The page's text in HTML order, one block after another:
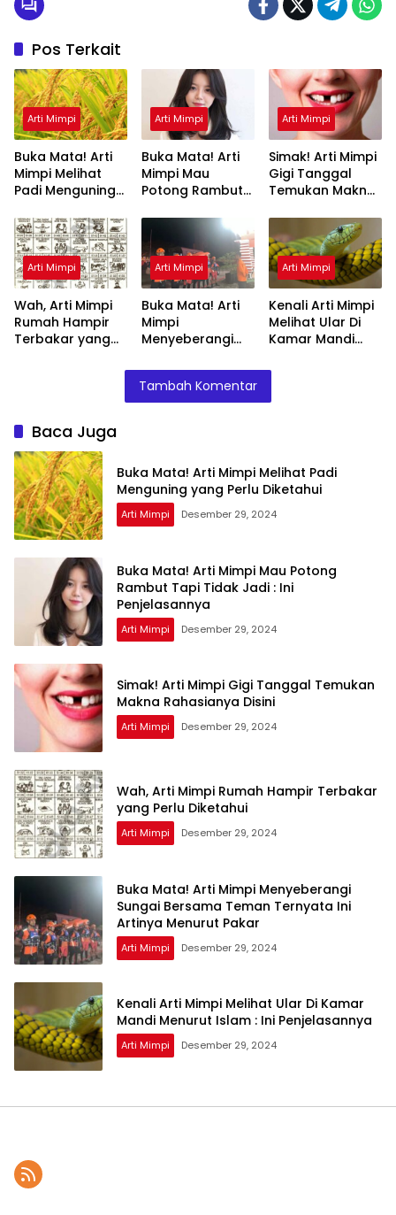
Pos Terkait
Arti Mimpi
Buka Mata! Arti
Mimpi Melihat
Padi Menguning
Diketahui
Arti Mimpi
Buka Mata! Arti
Mimpi Mau
Potong Rambut
Ini Penjelasannya
Arti Mimpi
Simak! Arti Mimpi
Gigi Tanggal
Temukan Makna
Arti Mimpi
Wah, Arti Mimpi
Rumah Hampir
Terbakar yang
Arti Mimpi
Buka Mata! Arti
Mimpi
Menyeberangi
Teman Ternyata
Ini Artinya
Menurut Pakar
Arti Mimpi
Kenali Arti Mimpi
Melihat Ular Di
Kamar Mandi
Ini Penjelasannya
Tambah Komentar
Baca Juga
Buka Mata! Arti Mimpi Melihat Padi
Menguning yang Perlu Diketahui
Arti Mimpi Desember 29, 2024
Buka Mata! Arti Mimpi Mau Potong
Rambut Tapi Tidak Jadi : Ini
Penjelasannya
Arti Mimpi Desember 29, 2024
Simak! Arti Mimpi Gigi Tanggal Temukan
Makna Rahasianya Disini
Arti Mimpi Desember 29, 2024
Wah, Arti Mimpi Rumah Hampir Terbakar
yang Perlu Diketahui
Arti Mimpi Desember 29, 2024
Buka Mata! Arti Mimpi Menyeberangi
Sungai Bersama Teman Ternyata Ini
Artinya Menurut Pakar
Arti Mimpi Desember 29, 2024
Kenali Arti Mimpi Melihat Ular Di Kamar
Mandi Menurut Islam : Ini Penjelasannya
Arti Mimpi Desember 29, 2024